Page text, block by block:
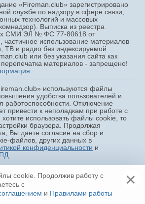
«Fireman.club» зарегистрировано
службе по надзору в сфере связи,
технологий и массовых
Выписка из реестра
СМИ ЭЛ № ФС 77-80618 от
использование материалов
ТВ и радио без индексируемой
или без указания сайта как
перепечатка материалов - запрещено!
используются файлы
удобства пользователей и
работоспособности. Отключение
привести к неполадкам при работе с
использовать файлы cookie, то
браузера. Продолжая
Вы даете согласие на сбор и
файлов, других данных в
конфиденциальности и
.
cookie. Продолжив работу с
с
и Правилами работы
×